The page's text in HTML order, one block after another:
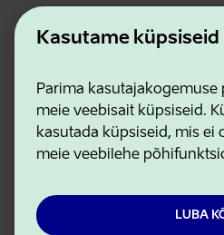
Kasutame küpsiseid
Parima
meie veebisait küpsiseid.
kasutada küpsiseid, mis ei
meie veebilehe
LUBA